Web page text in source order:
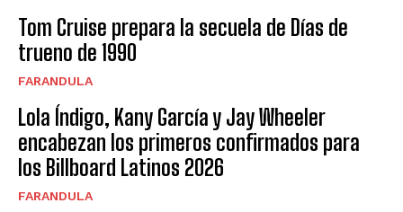
Tom Cruise prepara la secuela de Días de
trueno de 1990
FARANDULA
Lola Índigo, Kany García y Jay Wheeler
encabezan los primeros confirmados para
los Billboard Latinos 2026
FARANDULA